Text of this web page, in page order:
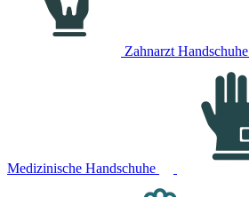
Zahnarzt Handschuhe
Medizinische Handschuhe